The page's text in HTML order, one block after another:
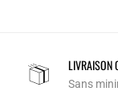
LIVRAISON
Sans